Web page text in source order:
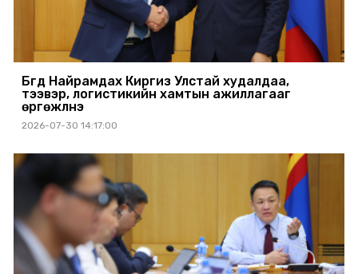
Бүгд Найрамдах Киргиз Улстай худалдаа,
тээвэр, логистикийн хамтын ажиллагааг
өргөжүүлнэ
2026-07-30 14:17:00